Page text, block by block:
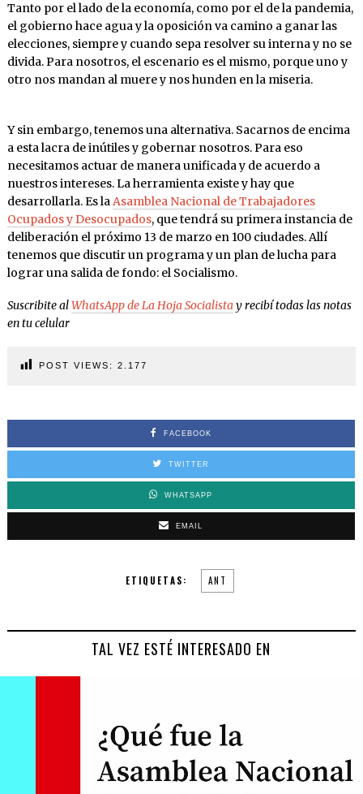
Tanto por el lado de la economía, como por el de la pandemia,
el gobierno hace agua y la oposición va camino a ganar las
elecciones, siempre y cuando sepa resolver su interna y no se
divida. Para nosotros, el escenario es el mismo, porque uno y
otro nos mandan al muere y nos hunden en la miseria.
Y sin embargo, tenemos una alternativa. Sacarnos de encima
a esta lacra de inútiles y gobernar nosotros. Para eso
necesitamos actuar de manera unificada y de acuerdo a
nuestros intereses. La herramienta existe y hay que
desarrollarla. Es laAsamblea Nacional de Trabajadores
Ocupados y Desocupados, que tendrá su primera instancia de
deliberación el próximo 13 de marzo en 100 ciudades. Allí
tenemos que discutir un programa y un plan de lucha para
lograr una salida de fondo: el Socialismo.
Suscribite alWhatsApp de La Hoja Socialistay recibí todas las notas
en tu celular
POST VIEWS: 2.177
FACEBOOK
TWITTER
WHATSAPP
EMAIL
ETIQUETAS: ANT
TAL VEZ ESTÉ INTERESADO EN